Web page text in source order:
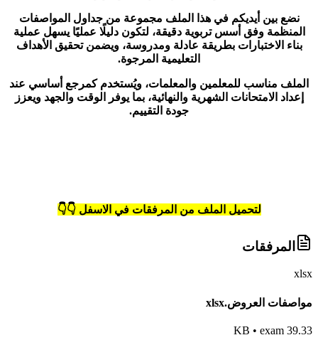
نضع بين أيديكم في هذا الملف مجموعة من جداول المواصفات
المنظمة وفق أسس تربوية دقيقة، لتكون دليلًا عمليًا يسهل عملية
بناء الاختبارات بطريقة عادلة ومدروسة، ويضمن تحقيق الأهداف
التعليمية المرجوة.
الملف مناسب للمعلمين والمعلمات، ويُستخدم كمرجع أساسي عند
إعداد الامتحانات الشهرية والنهائية، بما يوفر الوقت والجهد ويعزز
جودة التقييم.
لتحميل الملف من المرفقات في الاسفل 👇👇
المرفقات
xlsx
مواصفات العروض.xlsx
39.33 KB
• exam